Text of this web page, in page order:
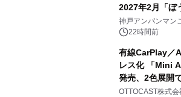
2027年2月「ぼ
オープン
神戸アンパンマン
ル 22時間前
有線CarPlay／
レス化 「Mini
発売、2色展開
OTTOCAST株式会